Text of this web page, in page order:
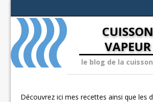
CUISSON
VAPEUR
le blog de la
Découvrez ici mes recettes ainsi que les